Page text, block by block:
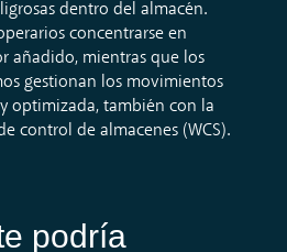
dentro del almacén.
concentrarse en
añadido, mientras que los
gestionan los movimientos
optimizada, también con la
control de almacenes (WCS).
podría